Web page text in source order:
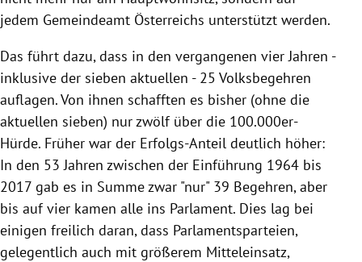
jedem Gemeindeamt Österreichs unterstützt werden.
Das führt dazu, dass in den vergangenen vier Jahren -
inklusive der sieben aktuellen - 25 Volksbegehren
auflagen. Von ihnen schafften es bisher (ohne die
aktuellen sieben) nur zwölf über die 100.000er-
Hürde. Früher war der Erfolgs-Anteil deutlich höher:
In den 53 Jahren zwischen der Einführung 1964 bis
2017 gab es in Summe zwar "nur" 39 Begehren, aber
bis auf vier kamen alle ins Parlament. Dies lag bei
einigen freilich daran, dass Parlamentsparteien,
gelegentlich auch mit größerem Mitteleinsatz,